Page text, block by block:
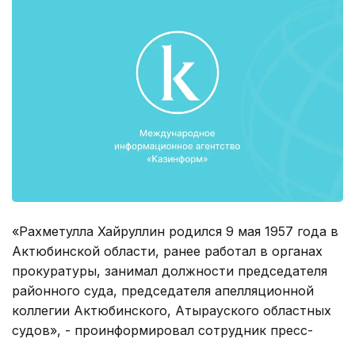
«Рахметулла Хайруллин родился 9 мая 1957 года в
Актюбинской области, ранее работал в органах
прокуратуры, занимал должности председателя
районного суда, председателя апелляционной
коллегии Актюбинского, Атырауского областных
судов», - проинформировал сотрудник пресс-